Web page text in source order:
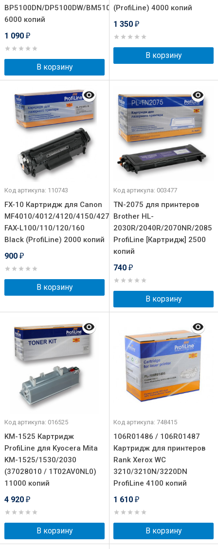
BP5100DN/DP5100DW/BM5100ADN/BM5100ADN/
6000 копий
1 090 ₽
В корзину
(ProfiLine) 4000 копий
1 350 ₽
В корзину
Код артикула: 110743
FX-10 Картридж для Canon
MF4010/4012/4120/4150/4270/4320/4322/4330/4340/
FAX-L100/110/120/160
Black (ProfiLine) 2000 копий
900 ₽
В корзину
Код артикула: 003477
TN-2075 для принтеров
Brother HL-
2030R/2040R/2070NR/2085
ProfiLine [Картридж] 2500
копий
740 ₽
В корзину
Код артикула: 016525
KM-1525 Картридж
ProfiLine для Kyocera Mita
KM-1525/1530/2030
(37028010 / 1T02AV0NL0)
11000 копий
4 920 ₽
В корзину
Код артикула: 748415
106R01486 / 106R01487
Картридж для принтеров
Rank Xerox WC
3210/3210N/3220DN
ProfiLine 4100 копий
1 610 ₽
В корзину